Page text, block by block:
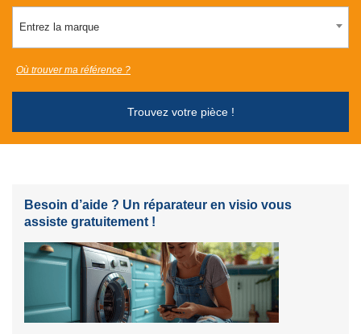
Entrez la marque
Trouvez votre pièce !
Où trouver ma référence ?
Besoin d’aide ? Un réparateur en visio vous
assiste gratuitement !